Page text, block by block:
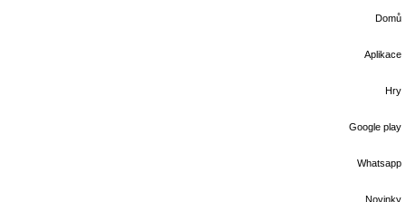
Domů
Aplikace
Hry
Google play
Whatsapp
Novinky